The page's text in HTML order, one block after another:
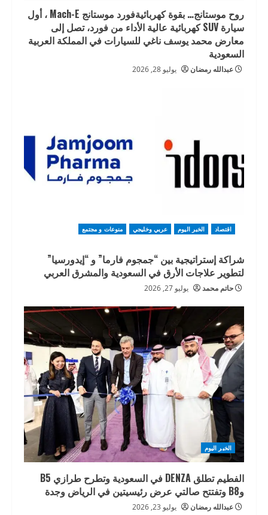
روح موستانج… بقوة كهربائيةفورد موستانج Mach-E ، أول
سيارة SUV كهربائية عالية الأداء من فورد، تصل إلى
معارض محمد يوسف ناغي للسيارات في المملكة العربية
السعودية
عبدالله رمضان يوليو 28, 2026
اقتصاد الخبر اليوم عربي وخليجي منوعات و مجتمع
شراكة إستراتيجية بين “جمجوم فارما” و “إيدورسيا”
لتطوير علاجات الأرق في السعودية والمشرق العربي
حاتم محمد يوليو 27, 2026
الخبر اليوم
الفطيم تطلق DENZA في السعودية وتطرح طرازي B5
وB8 وتفتتح صالتي عرض رئيسيتين في الرياض وجدة
عبدالله رمضان يوليو 23, 2026